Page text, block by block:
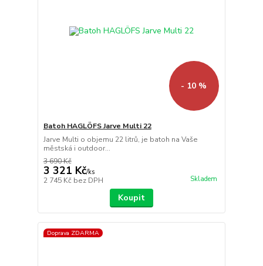
- 10 %
Batoh HAGLÖFS Jarve Multi 22
Jarve Multi o objemu 22 litrů, je batoh na Vaše
městská i outdoor...
3 690 Kč
3 321 Kč/ks
2 745 Kč bez DPH Skladem
Koupit
Doprava ZDARMA